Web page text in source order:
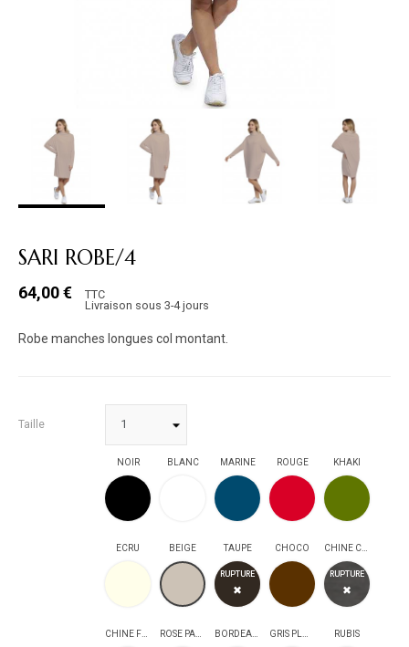
SARI ROBE/4
64,00 €
TTC
Livraison sous 3-4 jours
Robe manches longues col montant.
Taille
NOIR
NOIR
BLANC MARINE
MARINE
ROUGE
ROUGE
KHAKI
KHAKI
ECRU BEIGE
BEIGE
TAUPE
RUPTURE
✖
TAUPE
CHOCO
CHOCO RUPTURE
✖
CHINE CLAIR
RUBIS